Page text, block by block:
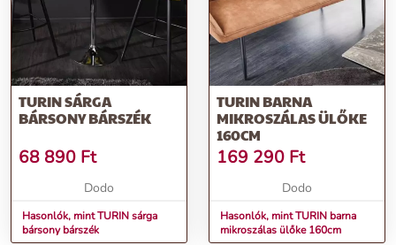
TURIN SÁRGA
BÁRSONY BÁRSZÉK
68 890 Ft
Dodo
Hasonlók, mint TURIN sárga
bársony bárszék
TURIN BARNA
MIKROSZÁLAS ÜLŐKE
160CM
169 290 Ft
Dodo
Hasonlók, mint TURIN barna
mikroszálas ülőke 160cm